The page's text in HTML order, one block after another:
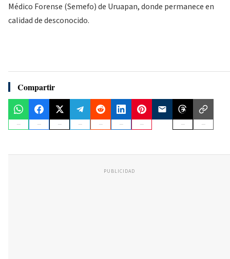
Médico Forense (Semefo) de Uruapan, donde permanece en
calidad de desconocido.
Compartir
PUBLICIDAD